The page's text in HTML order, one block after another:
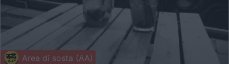
Area di sosta (AA)